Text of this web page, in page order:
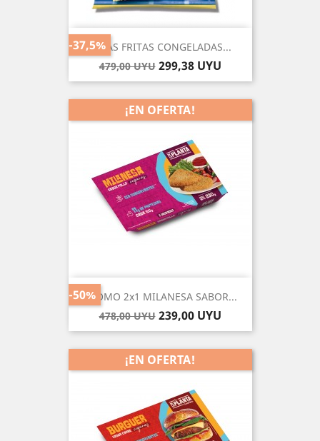
PAPAS FRITAS CONGELADAS...
Precio
base
479,00 UYU
-37,5%
Precio
299,38 UYU
PROMO 2x1 MILANESA SABOR...
Precio
base
478,00 UYU
-50%
Precio
239,00 UYU
¡EN OFERTA!
¡EN OFERTA!